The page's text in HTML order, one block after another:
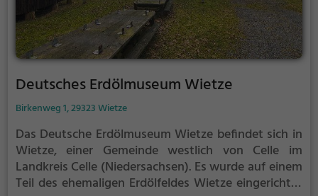
Deutsches Erdölmuseum Wietze
Birkenweg 1, 29323 Wietze
Das Deutsche Erdölmuseum Wietze befindet sich in
Wietze, einer Gemeinde westlich von Celle im
Landkreis Celle (Niedersachsen). Es wurde auf einem
Teil des ehemaligen Erdölfeldes Wietze eingerichtet